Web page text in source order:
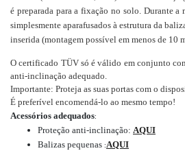
é preparada para a fixação no solo. Durante a
simplesmente aparafusados à estrutura da
inserida (montagem possível em menos de 10
O certificado TÜV só é válido em conjunto
anti-inclinação adequado.
Importante: Proteja as suas portas com o
É preferível encomendá-lo ao mesmo tempo!
Acessórios adequados:
Proteção anti-inclinação: AQUI
Balizas pequenas :AQUI